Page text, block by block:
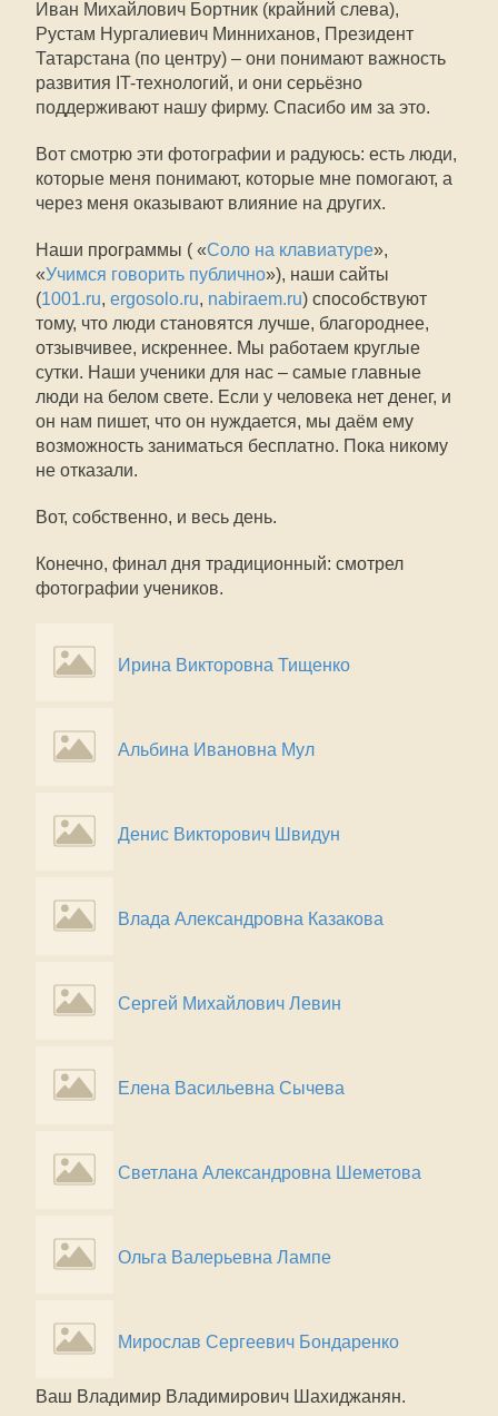
Иван Михайлович Бортник (крайний слева),
Рустам Нургалиевич Минниханов, Президент
Татарстана (по центру) – они понимают важность
развития IT-технологий, и они серьёзно
поддерживают нашу фирму. Спасибо им за это.
Вот смотрю эти фотографии и радуюсь: есть люди,
которые меня понимают, которые мне помогают, а
через меня оказывают влияние на других.
Наши программы ( «Соло на клавиатуре»,
«Учимся говорить публично»), наши сайты
(1001.ru, ergosolo.ru, nabiraem.ru) способствуют
тому, что люди становятся лучше, благороднее,
отзывчивее, искреннее. Мы работаем круглые
сутки. Наши ученики для нас – самые главные
люди на белом свете. Если у человека нет денег, и
он нам пишет, что он нуждается, мы даём ему
возможность заниматься бесплатно. Пока никому
не отказали.
Вот, собственно, и весь день.
Конечно, финал дня традиционный: смотрел
фотографии учеников.
Ирина Викторовна Тищенко
Альбина Ивановна Мул
Денис Викторович Швидун
Влада Александровна Казакова
Сергей Михайлович Левин
Елена Васильевна Сычева
Светлана Александровна Шеметова
Ольга Валерьевна Лампе
Мирослав Сергеевич Бондаренко
Ваш Владимир Владимирович Шахиджанян.